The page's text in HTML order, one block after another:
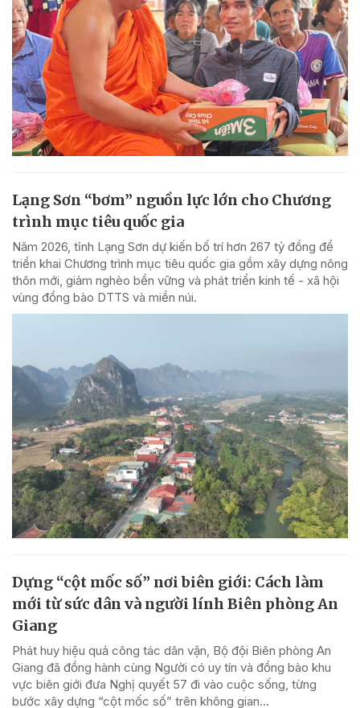
Lạng Sơn “bơm” nguồn lực lớn cho Chương
trình mục tiêu quốc gia
Năm 2026, tỉnh Lạng Sơn dự kiến bố trí hơn 267 tỷ đồng để
triển khai Chương trình mục tiêu quốc gia gồm xây dựng nông
thôn mới, giảm nghèo bền vững và phát triển kinh tế - xã hội
vùng đồng bào DTTS và miền núi.
Dựng “cột mốc số” nơi biên giới: Cách làm
mới từ sức dân và người lính Biên phòng An
Giang
Phát huy hiệu quả công tác dân vận, Bộ đội Biên phòng An
Giang đã đồng hành cùng Người có uy tín và đồng bào khu
vực biên giới đưa Nghị quyết 57 đi vào cuộc sống, từng
bước xây dựng “cột mốc số” trên không gian...